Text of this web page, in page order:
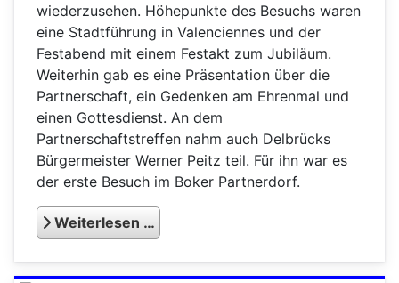
wiederzusehen. Höhepunkte des Besuchs waren
eine Stadtführung in Valenciennes und der
Festabend mit einem Festakt zum Jubiläum.
Weiterhin gab es eine Präsentation über die
Partnerschaft, ein Gedenken am Ehrenmal und
einen Gottesdienst. An dem
Partnerschaftstreffen nahm auch Delbrücks
Bürgermeister Werner Peitz teil. Für ihn war es
der erste Besuch im Boker Partnerdorf.
Weiterlesen …